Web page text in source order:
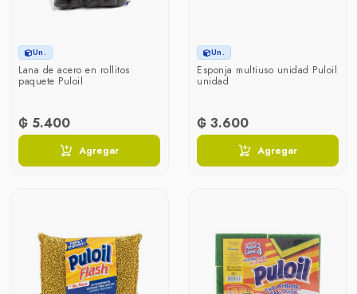
Un.
Lana de acero en rollitos
paquete Puloil
₲ 5.400
Agregar
Un.
Esponja multiuso unidad Puloil
unidad
₲ 3.600
Agregar